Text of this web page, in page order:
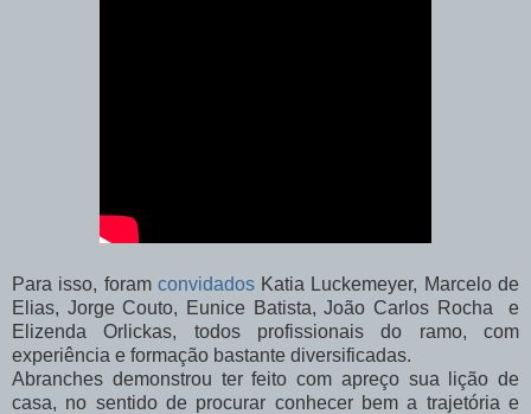
Para isso, foram convidadosKatia Luckemeyer, Marcelo de
Elias, Jorge Couto, Eunice Batista, João Carlos Rocha e
Elizenda Orlickas, todos profissionais do ramo, com
experiência e formação bastante diversificadas.
Abranches demonstrou ter feito com apreço sua lição de
casa, no sentido de procurar conhecer bem a trajetória e